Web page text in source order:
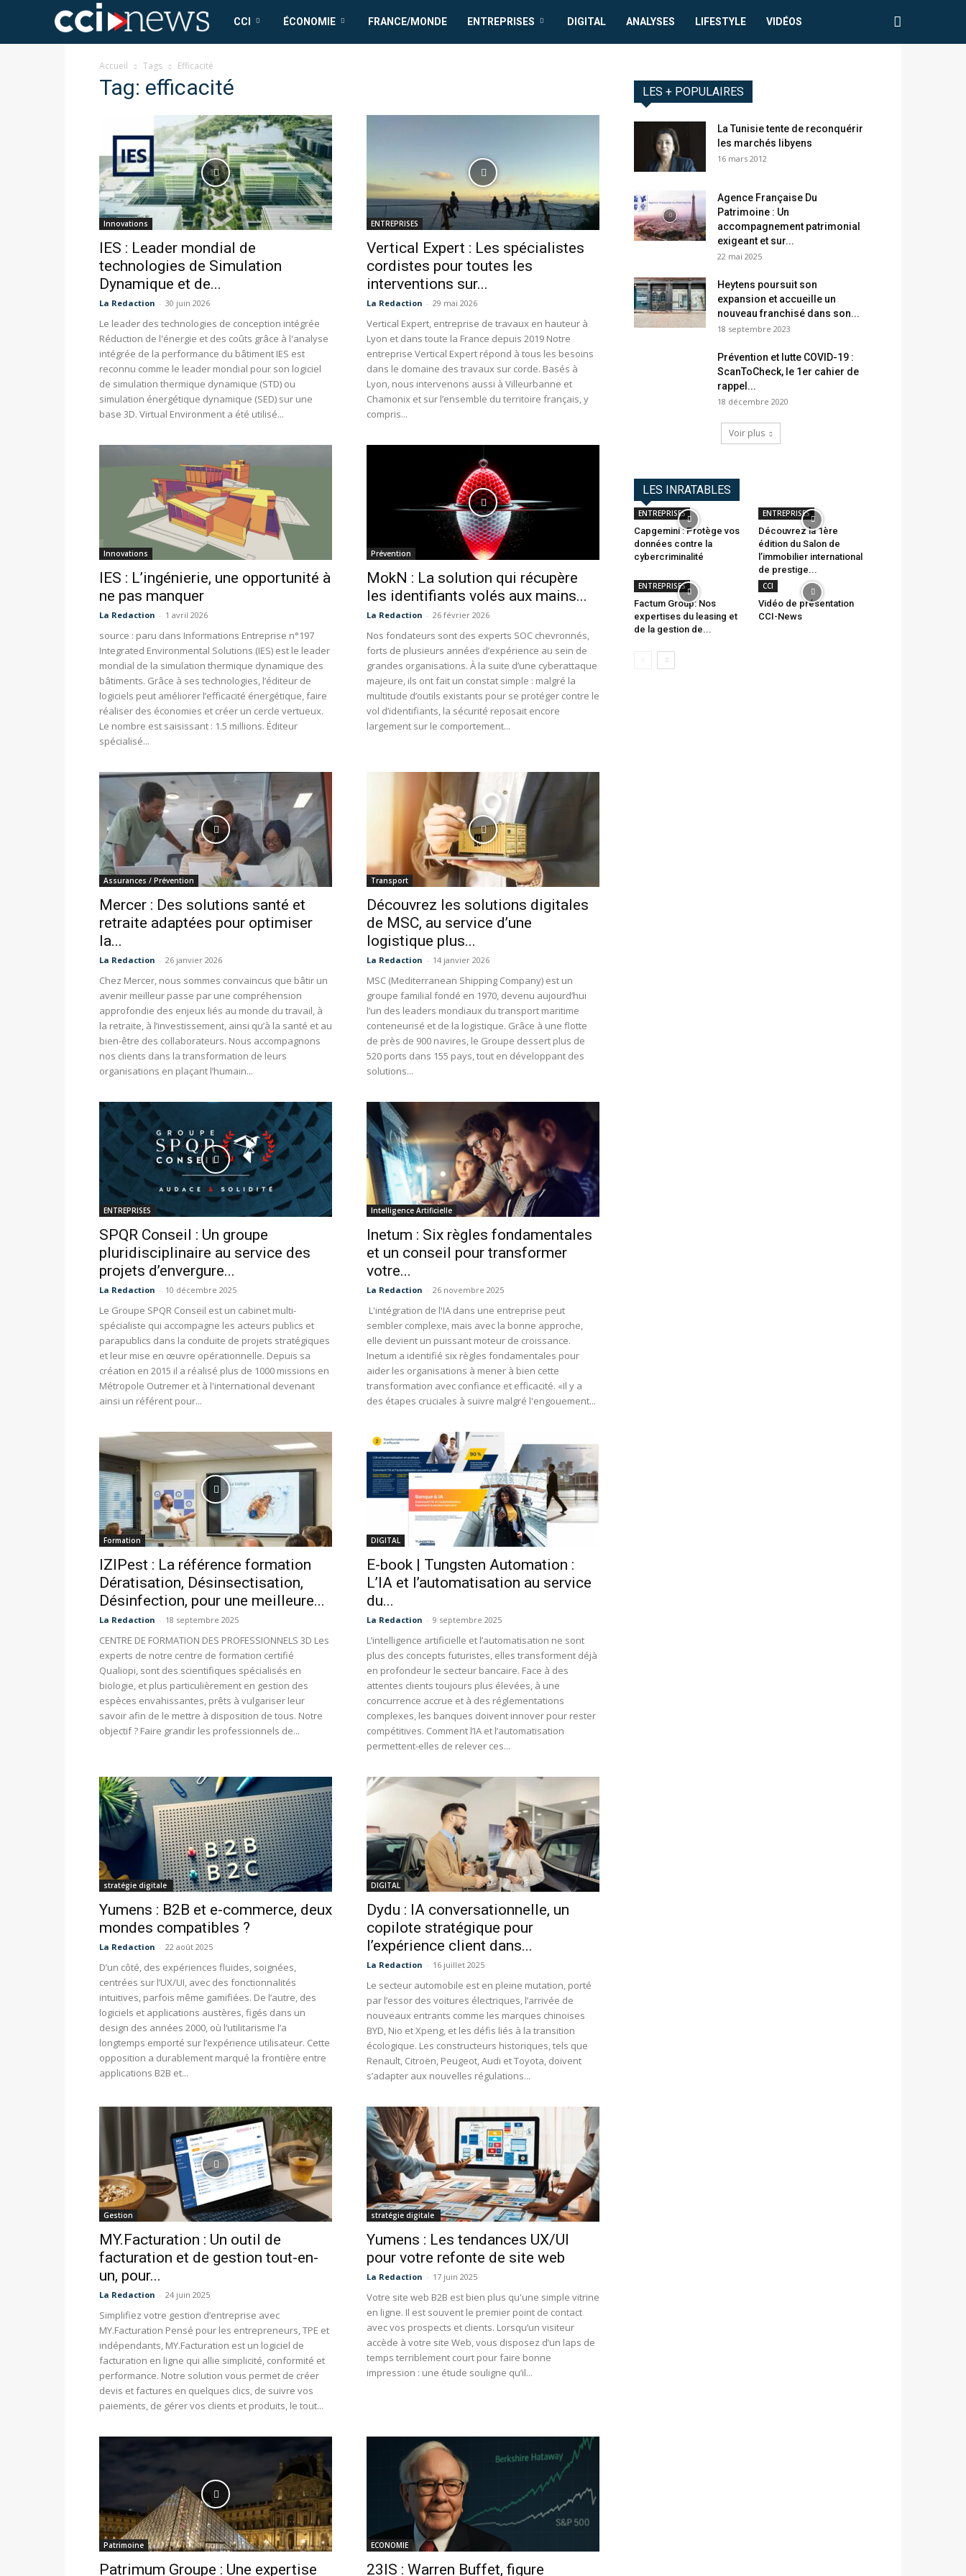
CCICCI ÉCONOMIE FRANCE/MONDE ENTREPRISES DIGITAL ANALYSES LIFESTYLE VIDÉOS
Accueil Tags Efficacité
Tag: efficacité
Innovations
IES : Leader mondial de
technologies de Simulation
Dynamique et de...
La Redaction - 30 juin 2026
Le leader des technologies de conception intégrée
Réduction de l'énergie et des coûts grâce à l'analyse
intégrée de la performance du bâtiment IES est
reconnu comme le leader mondial pour son logiciel
de simulation thermique dynamique (STD) ou
simulation énergétique dynamique (SED) sur une
base 3D. Virtual Environment a été utilisé...
ENTREPRISES
Vertical Expert : Les spécialistes
cordistes pour toutes les
interventions sur...
La Redaction - 29 mai 2026
Vertical Expert, entreprise de travaux en hauteur à
Lyon et dans toute la France depuis 2019 Notre
entreprise Vertical Expert répond à tous les besoins
dans le domaine des travaux sur corde. Basés à
Lyon, nous intervenons aussi à Villeurbanne et
Chamonix et sur l’ensemble du territoire français, y
compris...
Innovations
IES : L’ingénierie, une opportunité à
ne pas manquer
La Redaction - 1 avril 2026
source : paru dans Informations Entreprise n°197
Integrated Environmental Solutions (IES) est le leader
mondial de la simulation thermique dynamique des
bâtiments. Grâce à ses technologies, l’éditeur de
logiciels peut améliorer l’efficacité énergétique, faire
réaliser des économies et créer un cercle vertueux.
Le nombre est saisissant : 1.5 millions. Éditeur
spécialisé...
Prévention
MokN : La solution qui récupère
les identifiants volés aux mains...
La Redaction - 26 février 2026
Nos fondateurs sont des experts SOC chevronnés,
forts de plusieurs années d’expérience au sein de
grandes organisations. À la suite d’une cyberattaque
majeure, ils ont fait un constat simple : malgré la
multitude d’outils existants pour se protéger contre le
vol d’identifiants, la sécurité reposait encore
largement sur le comportement...
Assurances / Prévention
Mercer : Des solutions santé et
retraite adaptées pour optimiser
la...
La Redaction - 26 janvier 2026
Chez Mercer, nous sommes convaincus que bâtir un
avenir meilleur passe par une compréhension
approfondie des enjeux liés au monde du travail, à
la retraite, à l’investissement, ainsi qu’à la santé et au
bien-être des collaborateurs. Nous accompagnons
nos clients dans la transformation de leurs
organisations en plaçant l’humain...
Transport
Découvrez les solutions digitales
de MSC, au service d’une
logistique plus...
La Redaction - 14 janvier 2026
MSC (Mediterranean Shipping Company) est un
groupe familial fondé en 1970, devenu aujourd’hui
l’un des leaders mondiaux du transport maritime
conteneurisé et de la logistique. Grâce à une flotte
de près de 900 navires, le Groupe dessert plus de
520 ports dans 155 pays, tout en développant des
solutions...
ENTREPRISES
SPQR Conseil : Un groupe
pluridisciplinaire au service des
projets d’envergure...
La Redaction - 10 décembre 2025
Le Groupe SPQR Conseil est un cabinet multi-
spécialiste qui accompagne les acteurs publics et
parapublics dans la conduite de projets stratégiques
et leur mise en œuvre opérationnelle. Depuis sa
création en 2015 il a réalisé plus de 1000 missions en
Métropole Outremer et à l'international devenant
ainsi un référent pour...
Intelligence Artificielle
Inetum : Six règles fondamentales
et un conseil pour transformer
votre...
La Redaction - 26 novembre 2025
L'intégration de l'IA dans une entreprise peut
sembler complexe, mais avec la bonne approche,
elle devient un puissant moteur de croissance.
Inetum a identifié six règles fondamentales pour
aider les organisations à mener à bien cette
transformation avec confiance et efficacité. «Il y a
des étapes cruciales à suivre malgré l'engouement...
Formation
IZIPest : La référence formation
Dératisation, Désinsectisation,
Désinfection, pour une meilleure...
La Redaction - 18 septembre 2025
CENTRE DE FORMATION DES PROFESSIONNELS 3D Les
experts de notre centre de formation certifié
Qualiopi, sont des scientifiques spécialisés en
biologie, et plus particulièrement en gestion des
espèces envahissantes, prêts à vulgariser leur
savoir afin de le mettre à disposition de tous. Notre
objectif ? Faire grandir les professionnels de...
DIGITAL
E-book | Tungsten Automation :
L’IA et l’automatisation au service
du...
La Redaction - 9 septembre 2025
L’intelligence artificielle et l’automatisation ne sont
plus des concepts futuristes, elles transforment déjà
en profondeur le secteur bancaire. Face à des
attentes clients toujours plus élevées, à une
concurrence accrue et à des réglementations
complexes, les banques doivent innover pour rester
compétitives. Comment l’IA et l’automatisation
permettent-elles de relever ces...
stratégie digitale
Yumens : B2B et e-commerce, deux
mondes compatibles ?
La Redaction - 22 août 2025
D’un côté, des expériences fluides, soignées,
centrées sur l’UX/UI, avec des fonctionnalités
intuitives, parfois même gamifiées. De l’autre, des
logiciels et applications austères, figés dans un
design des années 2000, où l’utilitarisme l’a
longtemps emporté sur l’expérience utilisateur. Cette
opposition a durablement marqué la frontière entre
applications B2B et...
DIGITAL
Dydu : IA conversationnelle, un
copilote stratégique pour
l’expérience client dans...
La Redaction - 16 juillet 2025
Le secteur automobile est en pleine mutation, porté
par l’essor des voitures électriques, l’arrivée de
nouveaux entrants comme les marques chinoises
BYD, Nio et Xpeng, et les défis liés à la transition
écologique. Les constructeurs historiques, tels que
Renault, Citroën, Peugeot, Audi et Toyota, doivent
s’adapter aux nouvelles régulations...
Gestion
MY.Facturation : Un outil de
facturation et de gestion tout-en-
un, pour...
La Redaction - 24 juin 2025
Simplifiez votre gestion d’entreprise avec
MY.Facturation Pensé pour les entrepreneurs, TPE et
indépendants, MY.Facturation est un logiciel de
facturation en ligne qui allie simplicité, conformité et
performance. Notre solution vous permet de créer
devis et factures en quelques clics, de suivre vos
paiements, de gérer vos clients et produits, le tout...
stratégie digitale
Yumens : Les tendances UX/UI
pour votre refonte de site web
La Redaction - 17 juin 2025
Votre site web B2B est bien plus qu'une simple vitrine
en ligne. Il est souvent le premier point de contact
avec vos prospects et clients. Lorsqu’un visiteur
accède à votre site Web, vous disposez d’un laps de
temps terriblement court pour faire bonne
impression : une étude souligne qu’il...
Patrimoine
Patrimum Groupe : Une expertise
ECONOMIE
23IS : Warren Buffet, figure
LES + POPULAIRES
La Tunisie tente de reconquérir
les marchés libyens
16 mars 2012
Agence Française Du
Patrimoine : Un
accompagnement patrimonial
exigeant et sur...
22 mai 2025
Heytens poursuit son
expansion et accueille un
nouveau franchisé dans son...
18 septembre 2023
Prévention et lutte COVID-19 :
ScanToCheck, le 1er cahier de
rappel...
18 décembre 2020
Voir plus
LES INRATABLES
ENTREPRISES
Capgemini : Protège vos
données contre la
cybercriminalité
ENTREPRISES
Découvrez la 1ère
édition du Salon de
l’immobilier international
de prestige...
ENTREPRISES
Factum Group: Nos
expertises du leasing et
de la gestion de...
CCI
Vidéo de présentation
CCI-News